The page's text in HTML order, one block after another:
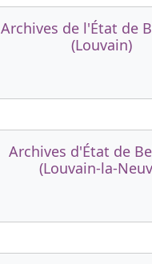
Archives de l'État de
(Louvain)
Archives d'État de
(Louvain-la-